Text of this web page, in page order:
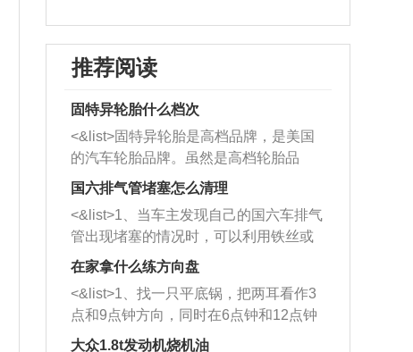
推荐阅读
固特异轮胎什么档次
<&list>固特异轮胎是高档品牌，是美国
的汽车轮胎品牌。虽然是高档轮胎品
牌，但是中高低端的轮胎都有生产，这
也是为了更好的开拓市场。
国六排气管堵塞怎么清理
<&list>1、当车主发现自己的国六车排气
管出现堵塞的情况时，可以利用铁丝或
者是细棍，直接将杂物给取出来，如果
堵塞情况比较严重，也可以采取应急措
施。 <&list>2、直接利用木棍将所有的
杂物推到排气管里面的位置处，然后将
三元催化器拆解开，就可以将堵塞的东
在家拿什么练方向盘
<&list>1、找一只平底锅，把两耳看作3
点和9点钟方向，同时在6点钟和12点钟
方向做一个标记。 <&list>2、双手握住
大众1.8t发动机烧机油